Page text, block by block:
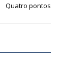
Quatro pontos